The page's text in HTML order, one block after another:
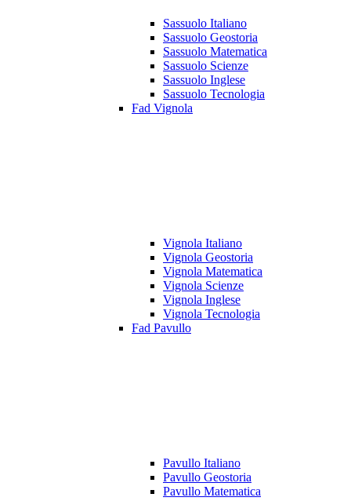
Sassuolo Italiano
Sassuolo Geostoria
Sassuolo Matematica
Sassuolo Scienze
Sassuolo Inglese
Sassuolo Tecnologia
Fad Vignola
Vignola Italiano
Vignola Geostoria
Vignola Matematica
Vignola Scienze
Vignola Inglese
Vignola Tecnologia
Fad Pavullo
Pavullo Italiano
Pavullo Geostoria
Pavullo Matematica